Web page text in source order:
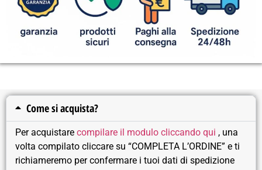
Come si acquista?
Per acquistare compilare il modulo cliccando qui , una
volta compilato cliccare su “COMPLETA L’ORDINE” e ti
richiameremo per confermare i tuoi dati di spedizione